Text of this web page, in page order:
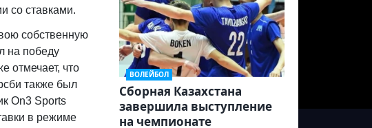
со ставками.
собственную
на победу
отмечает, что
также был
On3 Sports
в режиме
ВОЛЕЙБОЛ
Сборная Казахстана
завершила выступление
на чемпионате